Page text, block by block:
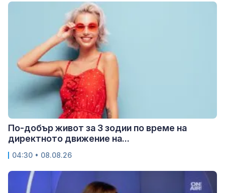
По-добър живот за 3 зодии по време на
директното движение на...
04:30 • 08.08.26